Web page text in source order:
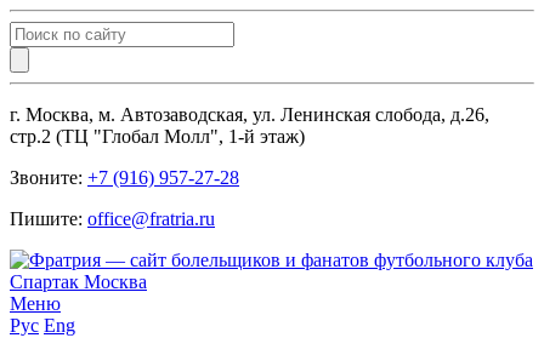
г. Москва, м. Автозаводская, ул. Ленинская слобода, д.26,
стр.2 (ТЦ "Глобал Молл", 1-й этаж)
Звоните: +7 (916) 957-27-28
Пишите: office@fratria.ru
Меню
Рус Eng